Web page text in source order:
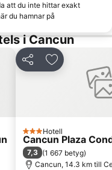
att du inte hittar exakt
du hamnar på
i Cancun
Dela Lägg till i
3 Stjärnor
Hotell
Cancun Plaza
7,3 (1 667 betyg)
Cancun, 14.3 km till